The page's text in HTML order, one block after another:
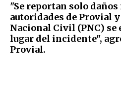
"Se reportan solo
autoridades de Provial
Nacional Civil (PNC) se
lugar del incidente",
Provial.